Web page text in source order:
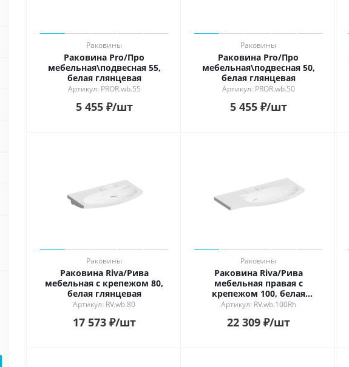
Раковины
Раковина Pro/Про
мебельная\подвесная 55,
белая глянцевая
Артикул: PROR.wb.55
5 455₽/шт
Раковины
Раковина Pro/Про
мебельная\подвесная 50,
белая глянцевая
Артикул: PROR.wb.50
5 455₽/шт
Раковины
Раковина Riva/Рива
мебельная с крепежом 80,
белая глянцевая
Артикул: RV.wb.80
17 573₽/шт
Раковины
Раковина Riva/Рива
мебельная правая с
крепежом 100, белая
глянцевая
Артикул: RV.wb.100Rh
22 309₽/шт